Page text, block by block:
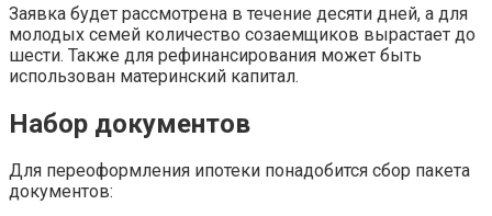
Заявка будет рассмотрена в течение десяти дней, а для
молодых семей количество созаемщиков вырастает до
шести. Также для рефинансирования может быть
использован материнский капитал.
Набор документов
Для переоформления ипотеки понадобится сбор пакета
документов: